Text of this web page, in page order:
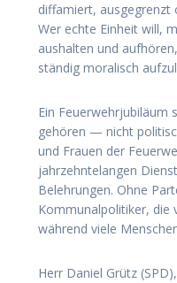
diffamiert, ausgegrenzt
Wer echte Einheit will,
aushalten und
ständig moralisch
Ein Feuerwehrjubiläum
gehören — nicht
und Frauen der
jahrzehntelangen
Belehrungen. Ohne
Kommunalpolitiker, die
während viele
Herr Daniel Grütz